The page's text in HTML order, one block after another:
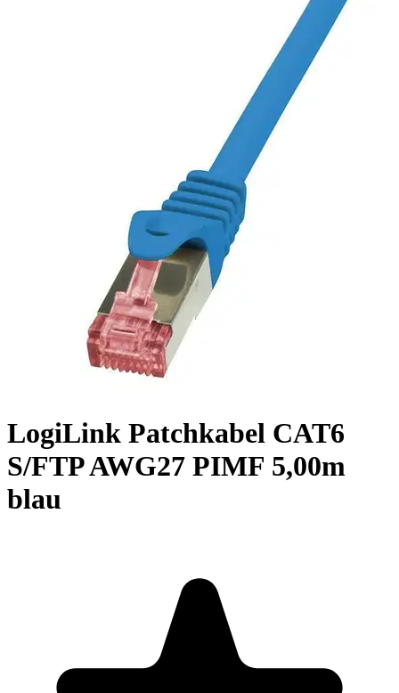
LogiLink Patchkabel CAT6
S/FTP AWG27 PIMF 5,00m
blau